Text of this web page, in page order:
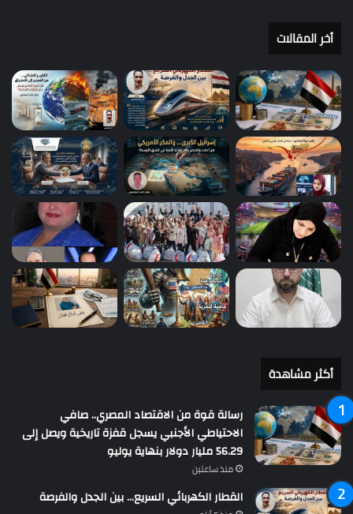
أخر المقالات
أكثر مشاهدة
رسالة قوة من الاقتصاد المصري.. صافي
الاحتياطي الأجنبي يسجل قفزة تاريخية ويصل إلى
56.29 مليار دولار بنهاية يوليو
منذ ساعتين
القطار الكهربائي السريع… بين الجدل والفرصة